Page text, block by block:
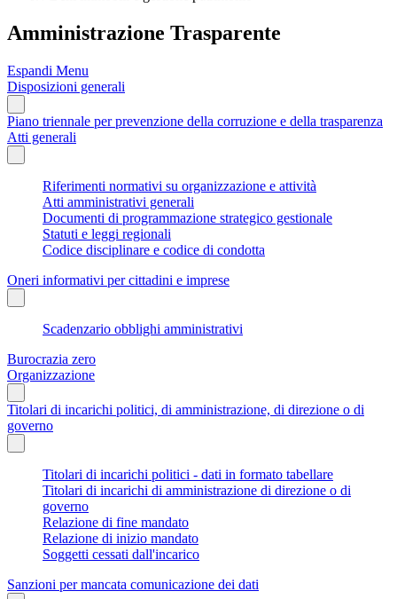
Amministrazione Trasparente
Espandi Menu
Disposizioni generali
Piano triennale per prevenzione della corruzione e della trasparenza
Atti generali
Riferimenti normativi su organizzazione e attività
Atti amministrativi generali
Documenti di programmazione strategico gestionale
Statuti e leggi regionali
Codice disciplinare e codice di condotta
Oneri informativi per cittadini e imprese
Scadenzario obblighi amministrativi
Burocrazia zero
Organizzazione
Titolari di incarichi politici, di amministrazione, di direzione o di
governo
Titolari di incarichi politici - dati in formato tabellare
Titolari di incarichi di amministrazione di direzione o di
governo
Relazione di fine mandato
Relazione di inizio mandato
Soggetti cessati dall'incarico
Sanzioni per mancata comunicazione dei dati